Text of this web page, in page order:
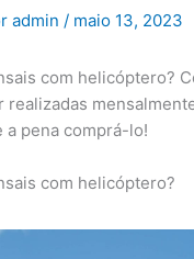
admin/ maio 13, 2023
com helicóptero?
realizadas
a pena comprá-lo!
com helicóptero?